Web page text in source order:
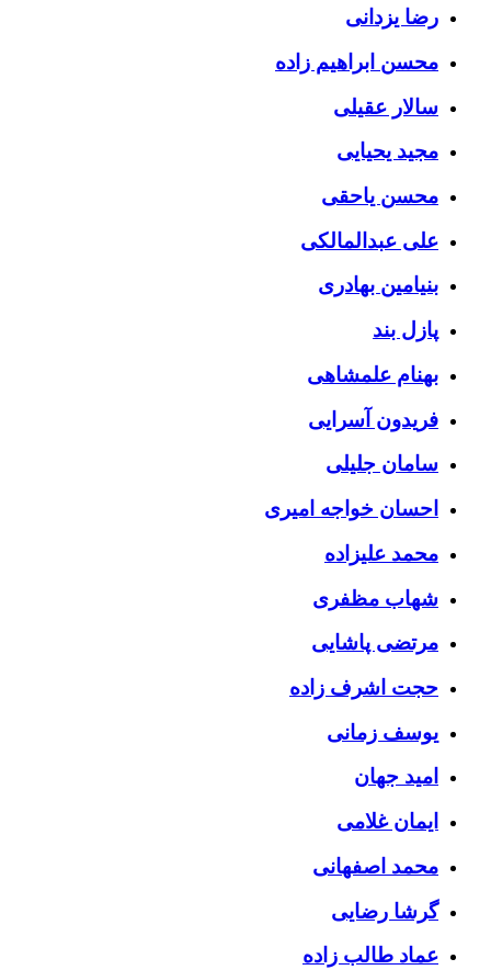
رضا یزدانی
محسن ابراهیم زاده
سالار عقیلی
مجید یحیایی
محسن یاحقی
علی عبدالمالکی
بنیامین بهادری
پازل بند
بهنام علمشاهی
فریدون آسرایی
سامان جلیلی
احسان خواجه امیری
محمد علیزاده
شهاب مظفری
مرتضی پاشایی
حجت اشرف زاده
یوسف زمانی
امید جهان
ایمان غلامی
محمد اصفهانی
گرشا رضایی
عماد طالب زاده